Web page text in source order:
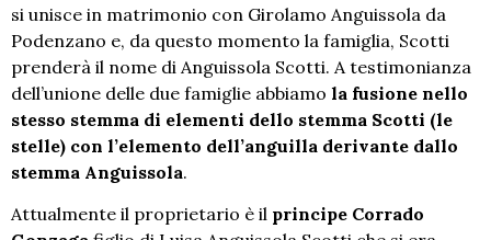
si unisce in matrimonio con Girolamo Anguissola da
Podenzano e, da questo momento la famiglia, Scotti
prenderà il nome di Anguissola Scotti. A testimonianza
dell’unione delle due famiglie abbiamo la fusione nello
stesso stemma di elementi dello stemma Scotti (le
stelle) con l’elemento dell’anguilla derivante dallo
stemma Anguissola.
Attualmente il proprietario è il principe Corrado